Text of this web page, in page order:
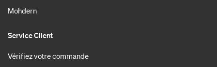
Mohdern
Service Client
Vérifiez votre commande